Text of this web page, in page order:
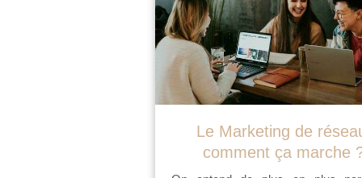
Le Marketing de
comment ça marche